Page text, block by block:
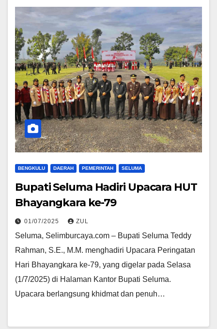
BENGKULU DAERAH PEMERINTAH SELUMA
Bupati Seluma Hadiri Upacara HUT
Bhayangkara ke-79
01/07/2025 ZUL
Seluma, Selimburcaya.com – Bupati Seluma Teddy
Rahman, S.E., M.M. menghadiri Upacara Peringatan
Hari Bhayangkara ke-79, yang digelar pada Selasa
(1/7/2025) di Halaman Kantor Bupati Seluma.
Upacara berlangsung khidmat dan penuh…